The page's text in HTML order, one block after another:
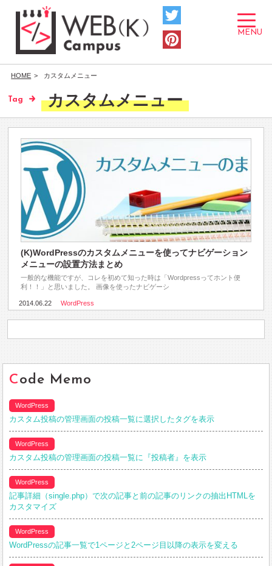
toggle
MENU
HOME カスタムメニュー
Tag カスタムメニュー
(K)WordPressのカスタムメニューを使ってナビゲーション
メニューの設置方法まとめ
一般的な機能ですが、コレを初めて知った時は「Wordpressってホント便
利！！」と思いました。 画像を使ったナビゲーシ
2014.06.22 WordPress
Code Memo
WordPress
カスタム投稿の管理画面の投稿一覧に選択したタグを表示
WordPress
カスタム投稿の管理画面の投稿一覧に『投稿者』を表示
WordPress
記事詳細（single.php）で次の記事と前の記事のリンクの抽出HTMLを
カスタマイズ
WordPress
WordPressの記事一覧で1ページと2ページ目以降の表示を変える